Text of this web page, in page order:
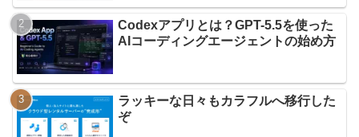
Codexアプリとは？GPT-5.5を使った
AIコーディングエージェントの始め方
ラッキーな日々もカラフルへ移行した
ぞ